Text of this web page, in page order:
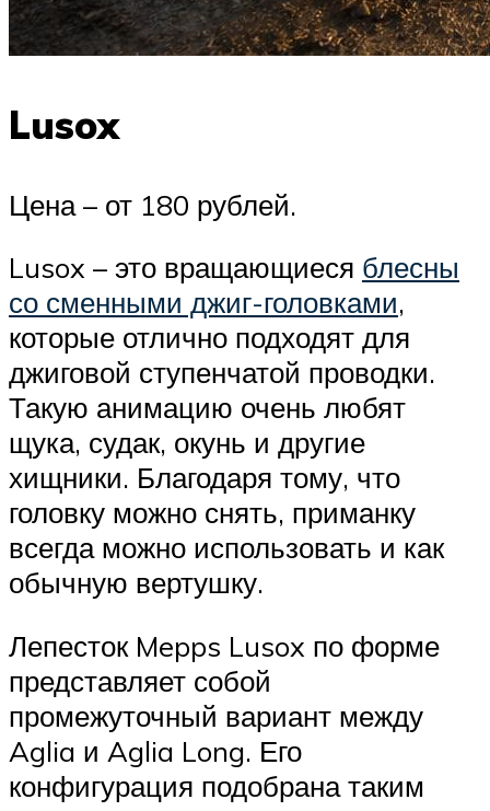
Lusox
Цена – от 180 рублей.
Lusox – это вращающиеся блесны
со сменными джиг-головками,
которые отлично подходят для
джиговой ступенчатой проводки.
Такую анимацию очень любят
щука, судак, окунь и другие
хищники. Благодаря тому, что
головку можно снять, приманку
всегда можно использовать и как
обычную вертушку.
Лепесток Mepps Lusox по форме
представляет собой
промежуточный вариант между
Aglia и Aglia Long. Его
конфигурация подобрана таким